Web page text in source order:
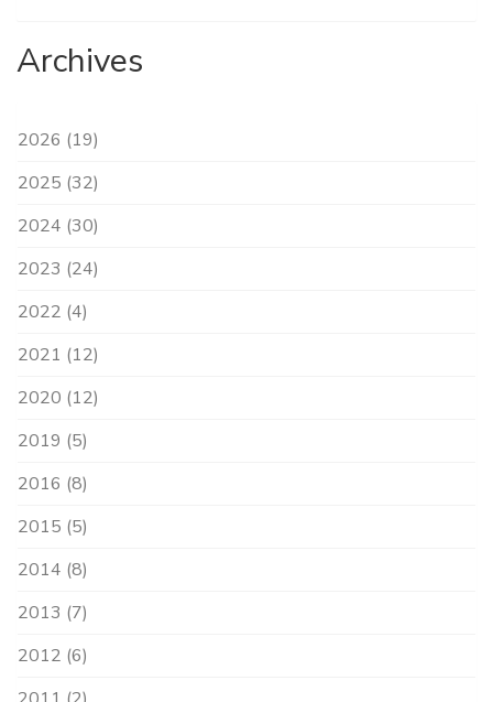
Archives
2026 (19)
2025 (32)
2024 (30)
2023 (24)
2022 (4)
2021 (12)
2020 (12)
2019 (5)
2016 (8)
2015 (5)
2014 (8)
2013 (7)
2012 (6)